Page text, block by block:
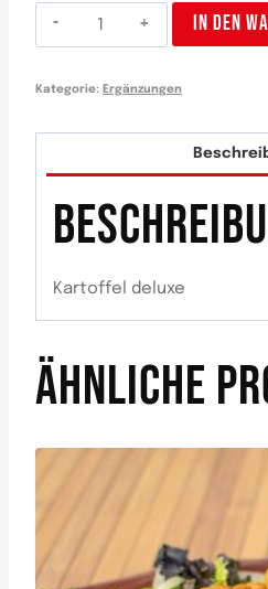
Patatas
Deluxe
IN DEN
Kategorie: Ergänzungen
Kartoffel deluxe
ÄHNLICHE